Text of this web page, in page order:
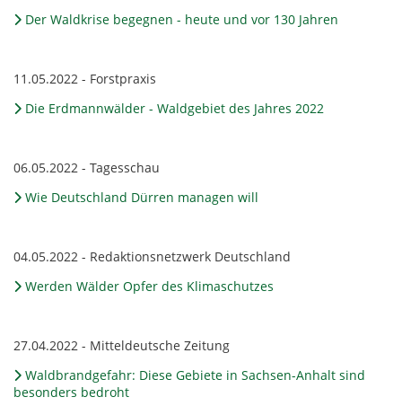
Der Waldkrise begegnen - heute und vor 130 Jahren
11.05.2022 - Forstpraxis
Die Erdmannwälder - Waldgebiet des Jahres 2022
06.05.2022 - Tagesschau
Wie Deutschland Dürren managen will
04.05.2022 - Redaktionsnetzwerk Deutschland
Werden Wälder Opfer des Klimaschutzes
27.04.2022 - Mitteldeutsche Zeitung
Waldbrandgefahr: Diese Gebiete in Sachsen-Anhalt sind
besonders bedroht